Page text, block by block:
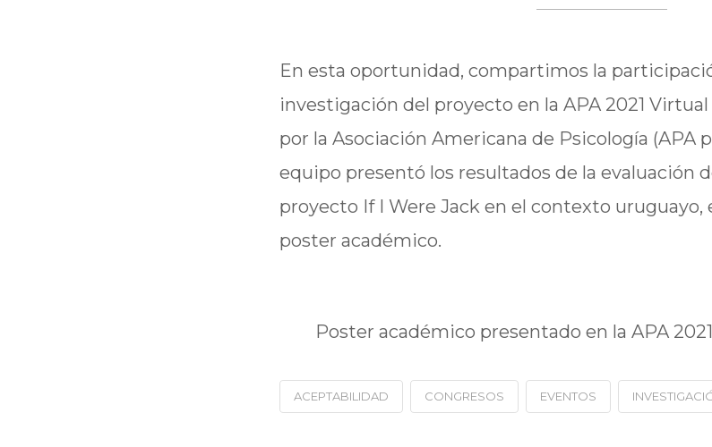
En esta oportunidad, compartimos la
investigación del proyecto en la APA 2021
por la Asociación Americana de Psicología (APA
equipo presentó los resultados de la evaluación
proyecto If I Were Jack en el contexto uruguayo,
poster académico.
Poster académico presentado en la APA
ACEPTABILIDAD CONGRESOS EVENTOS